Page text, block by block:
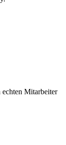
echten Mitarbeiter